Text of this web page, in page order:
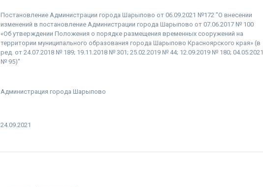
Постановление Администрации города Шарыпово от 06.09.2021 №172 "О внесении
изменений в постановление Администрации города Шарыпово от 07.06.2017 № 100
«Об утверждении Положения о порядке размещения временных сооружений на
территории муниципального образования города Шарыпово Красноярского края» (в
ред. от 24.07.2018 № 189; 19.11.2018 № 301; 25.02.2019 № 44; 12.09.2019 № 180; 04.05.2021
№ 95)"
Администрация города Шарыпово
24.09.2021